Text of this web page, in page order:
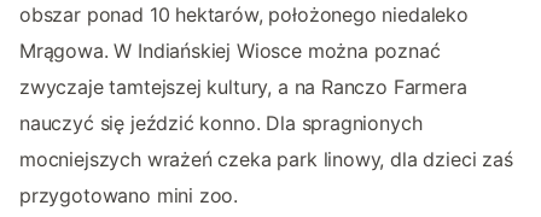
obszar ponad 10 hektarów, położonego niedaleko
Mrągowa. W Indiańskiej Wiosce można poznać
zwyczaje tamtejszej kultury, a na Ranczo Farmera
nauczyć się jeździć konno. Dla spragnionych
mocniejszych wrażeń czeka park linowy, dla dzieci zaś
przygotowano mini zoo.